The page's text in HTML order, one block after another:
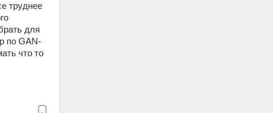
труднее
для
по GAN-
что то